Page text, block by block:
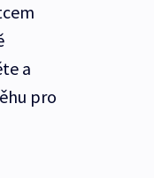
a
pro